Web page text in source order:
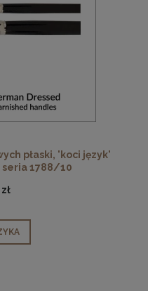
płaski, 'koci język'
seria 1788/10